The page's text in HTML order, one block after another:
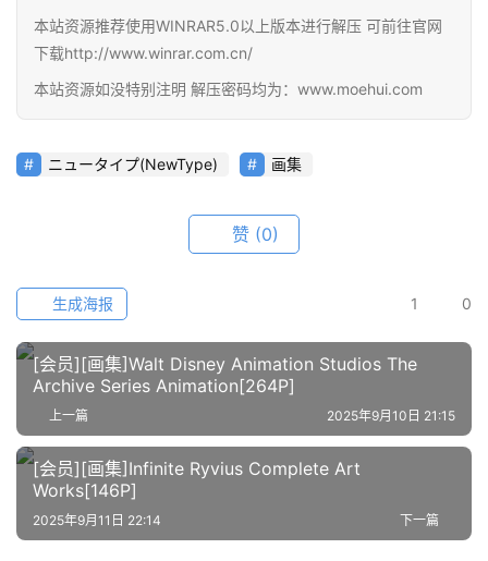
会
员
公
素
材
萌
绘
图
库
本站资源推荐使用WINRAR5.0以上版本进行解压 可前往官网
下载http://www.winrar.com.cn/
本站资源如没特别注明 解压密码均为：www.moehui.com
ニュータイプ(NewType) 画集
赞 (0)
1 0
生成海报
[会员][画集]Walt Disney Animation Studios The
Archive Series Animation[264P]
上一篇 2025年9月10日 21:15
[会员][画集]Infinite Ryvius Complete Art
Works[146P]
下一篇
2025年9月11日 22:14